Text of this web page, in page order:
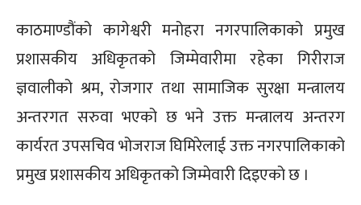
काठमाण्डौंको कागेश्वरी मनोहरा नगरपालिकाको प्रमुख
प्रशासकीय अधिकृतको जिम्मेवारीमा रहेका गिरीराज
ज्ञवालीको श्रम, रोजगार तथा सामाजिक सुरक्षा मन्त्रालय
अन्तरगत सरुवा भएको छ भने उक्त मन्त्रालय अन्तरग
कार्यरत उपसचिव भोजराज घिमिरेलाई उक्त नगरपालिकाको
प्रमुख प्रशासकीय अधिकृतको जिम्मेवारी दिइएको छ ।